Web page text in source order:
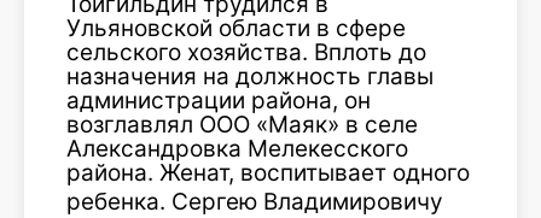
Ульяновской области в сфере
сельского хозяйства. Вплоть до
назначения на должность главы
администрации района, он
возглавлял ООО «Маяк» в селе
Александровка Мелекесского
района. Женат, воспитывает одного
ребенка. Сергею Владимировичу